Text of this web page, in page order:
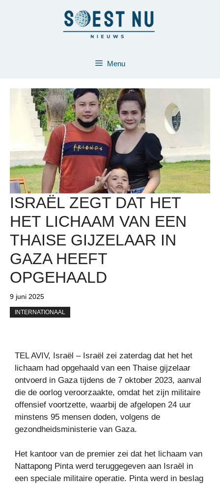
Menu
ISRAËL ZEGT DAT HET
HET LICHAAM VAN EEN
THAISE GIJZELAAR IN
GAZA HEEFT
OPGEHAALD
9 juni 2025
INTERNATIONAAL
TEL AVIV, Israël – Israël zei zaterdag dat het het
lichaam had opgehaald van een Thaise gijzelaar
ontvoerd in Gaza tijdens de 7 oktober 2023, aanval
die de oorlog veroorzaakte, omdat het zijn militaire
offensief voortzette, waarbij de afgelopen 24 uur
minstens 95 mensen doden, volgens de
gezondheidsministerie van Gaza.
Het kantoor van de premier zei dat het lichaam van
Nattapong Pinta werd teruggegeven aan Israël in
een speciale militaire operatie. Pinta werd in beslag